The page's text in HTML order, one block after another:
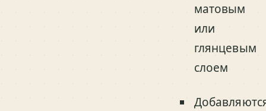
матовым
или
глянцевым
слоем